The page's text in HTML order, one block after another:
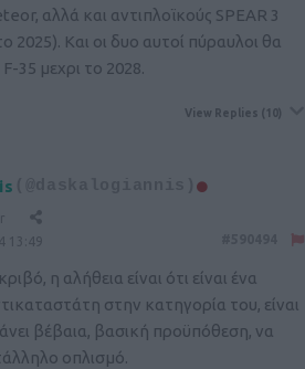
αλλά και αντιπλοϊκούς SPEAR 3
2025). Και οι δυο αυτοί πύραυλοι θα
35 μεχρι το 2028.
View Replies (10)
13:49
η αλήθεια είναι ότι είναι ένα
στην κατηγορία του, είναι
βέβαια, βασική προϋπόθεση, να
οπλισμό.